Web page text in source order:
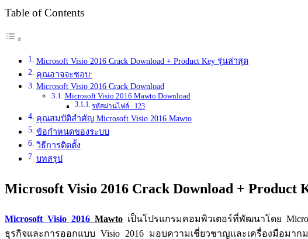
Table of Contents
Microsoft Visio 2016 Crack Download + Product Key รุ่นล่าสุด
คุณอาจจะชอบ:
Microsoft Visio 2016 Crack Download
Microsoft Visio 2016 Mawto Download
รหัสผ่านไฟล์ : 123
คุณสมบัติสำคัญ Microsoft Visio 2016 Mawto
ข้อกำหนดของระบบ
วิธีการติดตั้ง
บทสรุป
Microsoft Visio 2016 Crack Download + Product
Microsoft Visio 2016 Mawto เป็นโปรแกรมคอมพิวเตอร์ที่พัฒนาโดย
ธุรกิจและการออกแบบ Visio 2016 มอบความเชี่ยวชาญและเครื่องมือมา